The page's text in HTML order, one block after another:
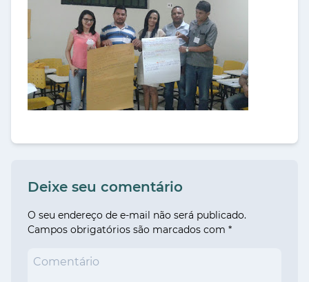
Deixe seu comentário
O seu endereço de e-mail não será publicado.
Campos obrigatórios são marcados com *